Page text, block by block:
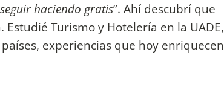
haciendo gratis”. Ahí descubrí que
Turismo y Hotelería en la UADE,
experiencias que hoy enriquecen